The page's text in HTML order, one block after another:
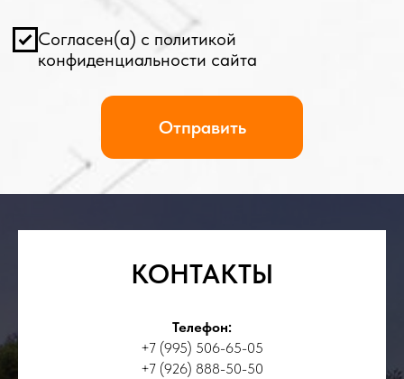
КОНТАКТЫ
Телефон:
+7 (995) 506-65-05
+7 (926) 888-50-50